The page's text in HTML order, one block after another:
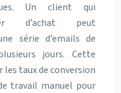
Un client qui
d’achat peut
série d’emails de
jours. Cette
taux de conversion
travail manuel pour